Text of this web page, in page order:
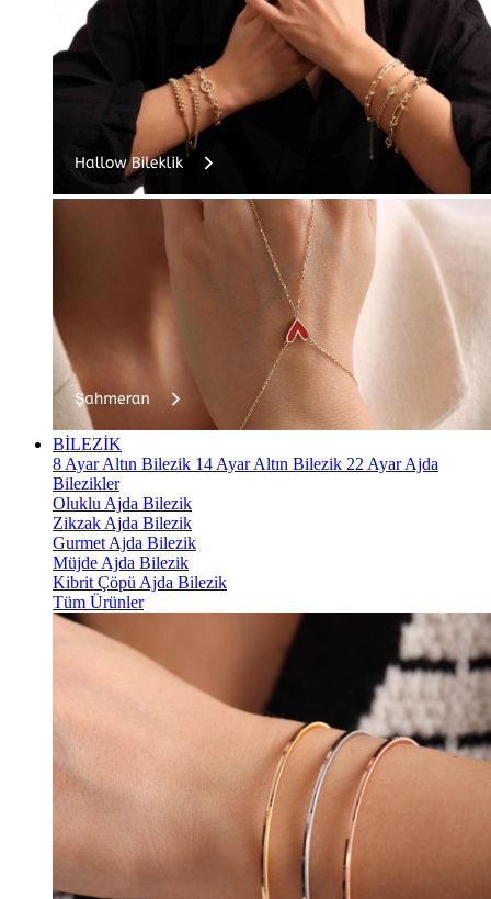
BİLEZİK
8 Ayar Altın Bilezik 14 Ayar Altın Bilezik 22 Ayar Ajda
Bilezikler
Oluklu Ajda Bilezik
Zikzak Ajda Bilezik
Gurmet Ajda Bilezik
Müjde Ajda Bilezik
Kibrit Çöpü Ajda Bilezik
Tüm Ürünler